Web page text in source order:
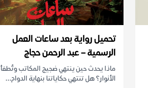
تحميل رواية بعد ساعات العمل
الرسمية – عبد الرحمن حجاج
ماذا يحدث حين ينتهي ضجيج المكاتب وتُطفأ
الأنوار؟ هل تنتهي حكاياتنا بنهاية الدوام...